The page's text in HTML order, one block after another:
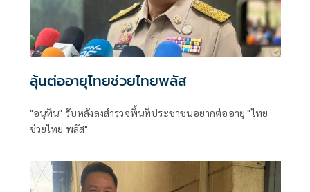
ลุ้นต่ออายุไทยช่วยไทยพลัส
"อนุทิน" รับหลังลงสำรวจพื้นที่ประชาชนอยากต่ออายุ "ไทย
ช่วยไทย พลัส"